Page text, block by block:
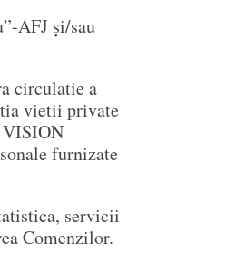
AFJ și/sau
circulatie a
vietii private
VISION
furnizate
servicii
Comenzilor.